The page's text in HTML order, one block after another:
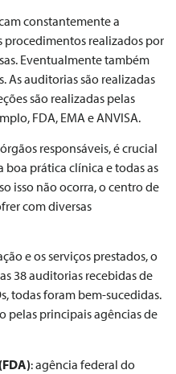
constantemente a
realizados por
Eventualmente também
As auditorias são realizadas
são realizadas pelas
FDA, EMA e ANVISA.
responsáveis, é crucial
boa prática clínica e todas as
isso não ocorra, o centro de
com diversas
e os serviços prestados, o
38 auditorias recebidas de
todas foram bem-sucedidas.
pelas principais agências de
: agência federal do